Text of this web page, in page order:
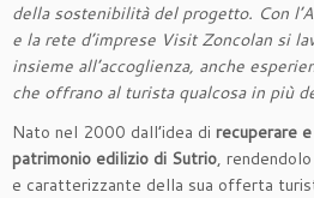
della sostenibilità del progetto. Con
e la rete d’imprese Visit Zoncolan si
insieme all’accoglienza, anche
che offrano al turista qualcosa in più
Nato nel 2000 dall’idea di recuperare
patrimonio edilizio di Sutrio,
e caratterizzante della sua offerta